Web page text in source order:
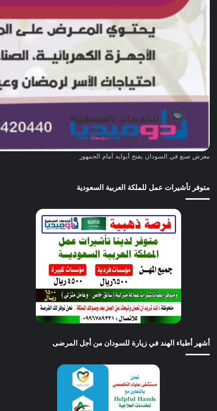
معرض صنع في السودان يفتح أبوابه أمام الجمهور
متوفر تأشيرات عمل للملكة العربية السعودية
أشهر أطباء الهند في زيارة للسودان من أجل المرضى